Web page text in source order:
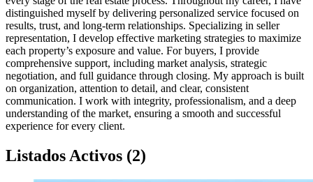
distinguished myself by delivering personalized service focused on
results, trust, and long-term relationships. Specializing in seller
representation, I develop effective marketing strategies to maximize
each property’s exposure and value. For buyers, I provide
comprehensive support, including market analysis, strategic
negotiation, and full guidance through closing. My approach is built
on organization, attention to detail, and clear, consistent
communication. I work with integrity, professionalism, and a deep
understanding of the market, ensuring a smooth and successful
experience for every client.
Listados Activos (2)